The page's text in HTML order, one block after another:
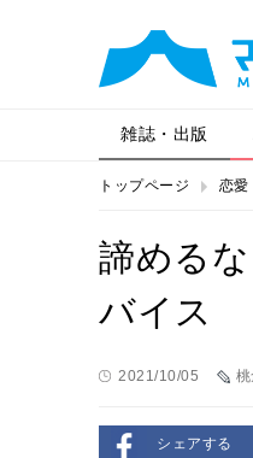
雑誌・出版
トップページ 恋愛
諦める
バイス
2021/10/05 桃
シェアする